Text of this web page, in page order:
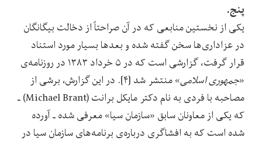
پنج.
یکی از نخستین‌ منابعی که در آن صراحتاً از دخالت بیگانگان
در عزاداری‌ها سخن گفته شده و بعدها بسیار مورد استناد
قرار گرفت، گزارشی است که در ۵ خرداد ۱۳۸۳ در روزنامه‌ی
«جمهوری اسلامی
» منتشر شد [۴]. در این گزارش، برشی از
مصاحبه با فردی به نام دکتر مایکل برانت (Michael Brant) ـ
که یکی از معاونان سابق «سازمان سیا» معرفی شده ـ آورده
شده است که به افشاگری درباره‌ی برنامه‌های سازمان سیا در